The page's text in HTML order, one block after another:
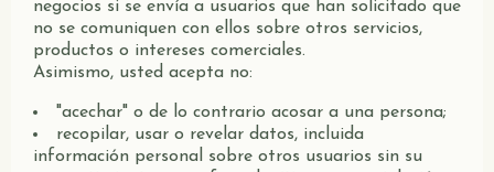
negocios si se envía a usuarios que han solicitado que
no se comuniquen con ellos sobre otros servicios,
productos o intereses comerciales.
Asimismo, usted acepta no:
"acechar" o de lo contrario acosar a una persona;
recopilar, usar o revelar datos, incluida
información personal sobre otros usuarios sin su